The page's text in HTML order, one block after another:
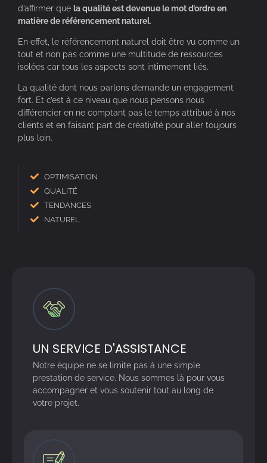
d’affirmer que la qualité est devenue le mot d’ordre en
matière de référencement naturel.
En effet, le référencement naturel doit être vu comme un
tout et non pas comme une multitude de ressources
isolées car tous les aspects sont intimement liés.
La qualité dont nous parlons demande un engagement
fort. Et c’est à ce niveau que nous pensons nous
différencier en ne comptant pas le temps attribué à nos
clients et en faisant part de créativité pour aller toujours
plus loin.
OPTIMISATION
QUALITÉ
TENDANCES
NATUREL
UN SERVICE D'ASSISTANCE
Notre équipe ne se limite pas à une simple
prestation de service. Nous sommes là pour vous
accompagner et vous soutenir tout au long de
votre projet.